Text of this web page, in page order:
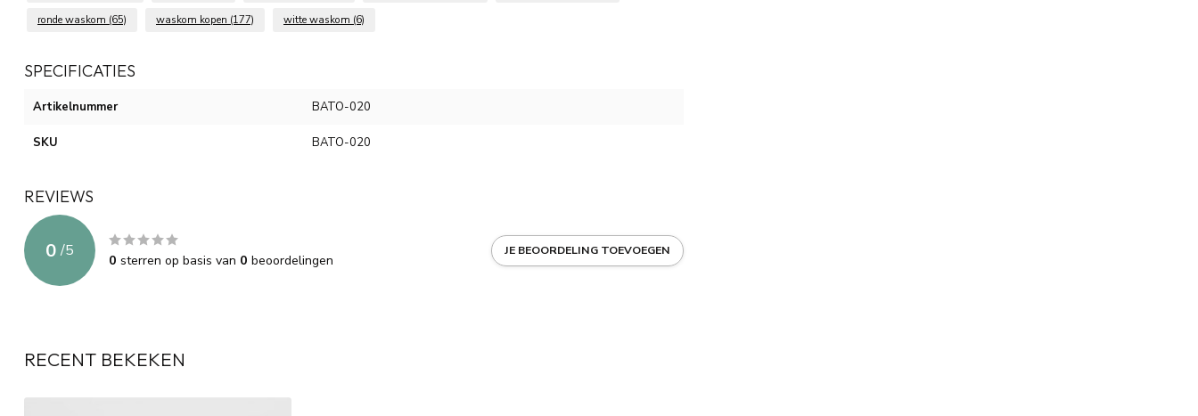
ronde waskom (65) waskom kopen (177) witte waskom (6)
SPECIFICATIES
Artikelnummer BATO-020
SKU BATO-020
REVIEWS
0 /5
0 sterren op basis van 0 beoordelingen
JE BEOORDELING TOEVOEGEN
RECENT BEKEKEN